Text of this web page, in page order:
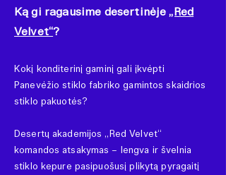
Ką gi ragausime desertinėje„Red
Velvet“?
Kokį konditerinį gaminį gali įkvėpti
Panevėžio stiklo fabriko gamintos skaidrios
stiklo pakuotės?
Desertų akademijos „Red Velvet“
komandos atsakymas – lengva ir švelnia
stiklo kepure pasipuošusį plikytą pyragaitį